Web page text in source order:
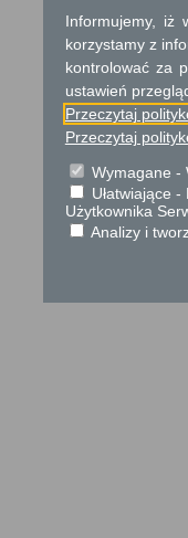
Informujemy, iż
korzystamy z
kontrolować za
ustawień
Przeczytaj
Przeczytaj
Wymagane -
Ułatwiające
Użytkownika
Analizy i